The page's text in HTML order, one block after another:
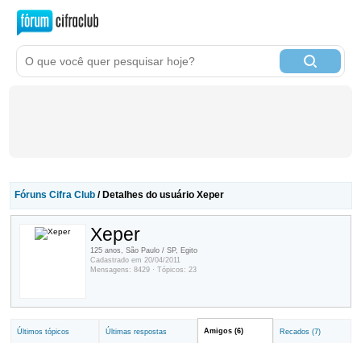
Fóruns Cifra Club/ Detalhes do usuário Xeper
Xeper
125 anos, São Paulo / SP, Egito
Cadastrado em 20/04/2011
Mensagens: 8429 · Tópicos: 23
Últimos tópicos Últimas respostas Amigos (6) Recados (7)